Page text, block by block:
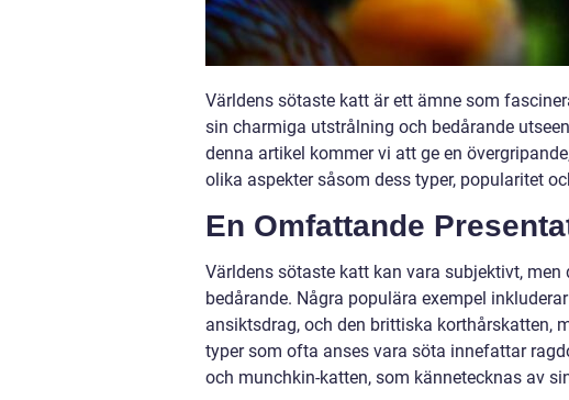
Världens sötaste katt är ett ämne som
sin charmiga utstrålning och bedårande
denna artikel kommer vi att ge en
olika aspekter såsom dess typer, popularitet
En Omfattande
Världens sötaste katt kan vara subjektivt,
bedårande. Några populära exempel
ansiktsdrag, och den brittiska korthårskatten,
typer som ofta anses vara söta innefattar
och munchkin-katten, som kännetecknas av